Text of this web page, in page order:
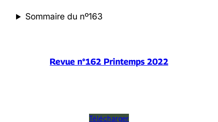
Sommaire du nº163
Revue n°162 Printemps 2022
Télécharger